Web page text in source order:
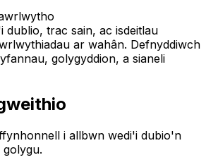
dublio, trac sain, ac isdeitlau
ar wahân. Defnyddiwch
golygyddion, a sianeli
i allbwn wedi'i dubio'n